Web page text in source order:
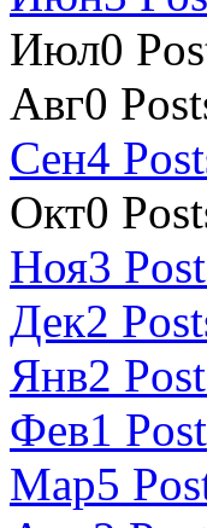
Июл0
Авг0
Сен4
Окт0
Ноя3
Дек2
Янв2
Фев1 Post
Мар5